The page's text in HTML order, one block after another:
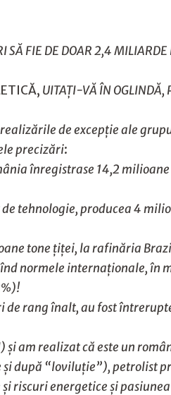
FIE DE DOAR 2,4 MILIARDE
UITAŢI-VĂ ÎN OGLINDĂ,
de excepţie ale
precizări:
înregistrase 14,2 milioane
tehnologie, producea 4
tone ţiţei, la rafinăria Brazi
normele internaţionale, în
rang înalt, au fost
am realizat că este un
şi după “loviluţie”), petrolist
riscuri energetice şi pasiunea